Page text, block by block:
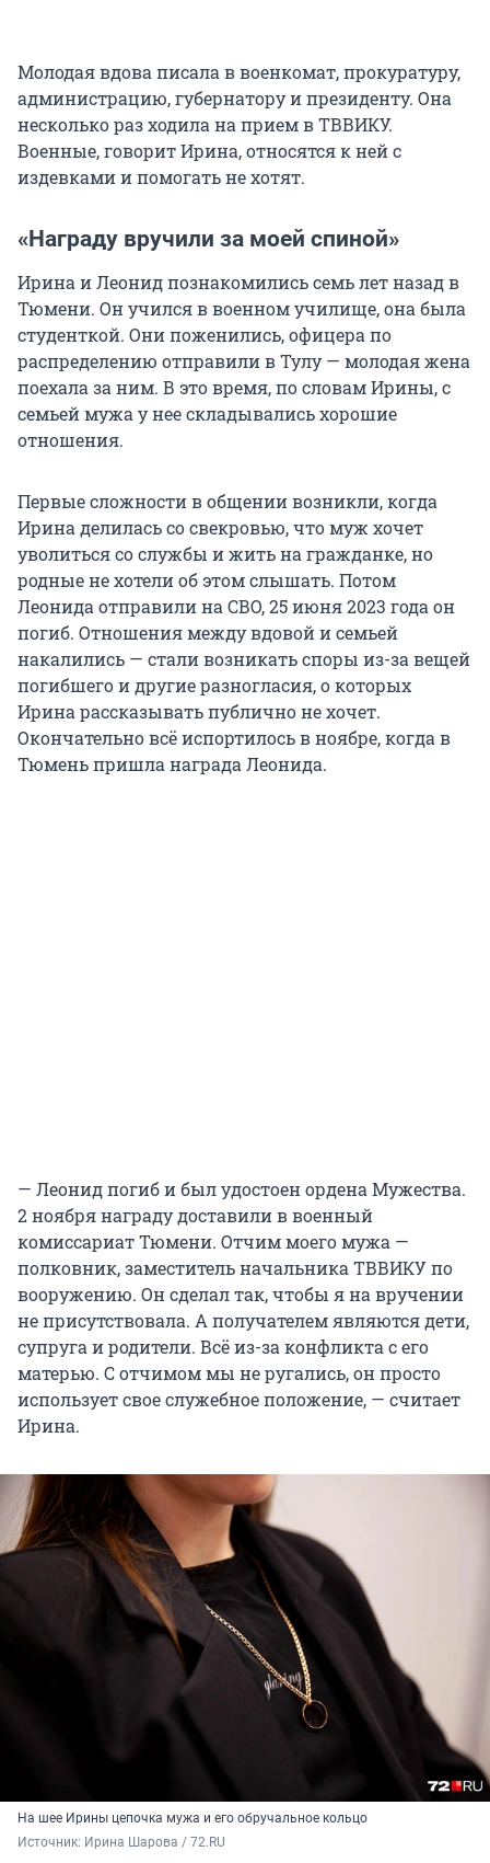
Молодая вдова писала в военкомат, прокуратуру,
администрацию, губернатору и президенту. Она
несколько раз ходила на прием в ТВВИКУ.
Военные, говорит Ирина, относятся к ней с
издевками и помогать не хотят.
«Награду вручили за моей спиной»
Ирина и Леонид познакомились семь лет назад в
Тюмени. Он учился в военном училище, она была
студенткой. Они поженились, офицера по
распределению отправили в Тулу — молодая жена
поехала за ним. В это время, по словам Ирины, с
семьей мужа у нее складывались хорошие
отношения.
Первые сложности в общении возникли, когда
Ирина делилась со свекровью, что муж хочет
уволиться со службы и жить на гражданке, но
родные не хотели об этом слышать. Потом
Леонида отправили на СВО, 25 июня 2023 года он
погиб. Отношения между вдовой и семьей
накалились — стали возникать споры из-за вещей
погибшего и другие разногласия, о которых
Ирина рассказывать публично не хочет.
Окончательно всё испортилось в ноябре, когда в
Тюмень пришла награда Леонида.
— Леонид погиб и был удостоен ордена Мужества.
2 ноября награду доставили в военный
комиссариат Тюмени. Отчим моего мужа —
полковник, заместитель начальника ТВВИКУ по
вооружению. Он сделал так, чтобы я на вручении
не присутствовала. А получателем являются дети,
супруга и родители. Всё из-за конфликта с его
матерью. С отчимом мы не ругались, он просто
использует свое служебное положение, — считает
Ирина.
На шее Ирины цепочка мужа и его обручальное кольцо
Источник: Ирина Шарова / 72.RU